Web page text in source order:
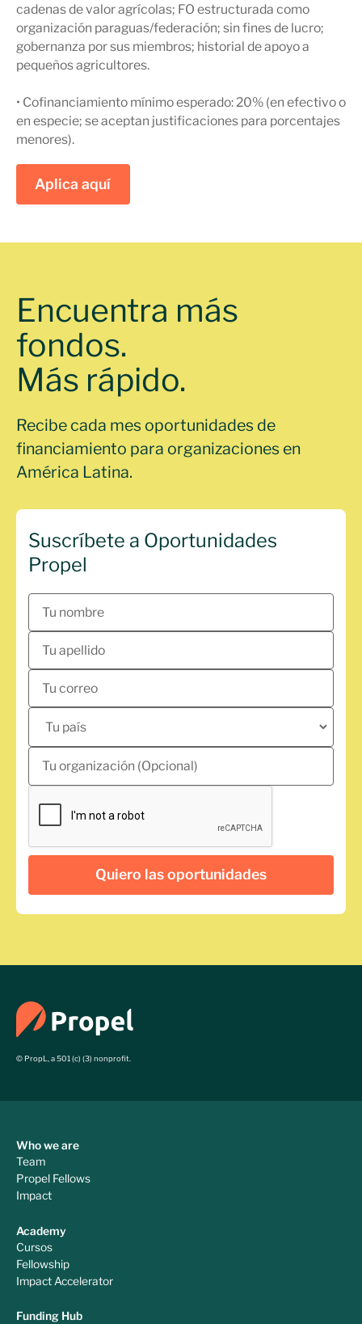
cadenas de valor agrícolas; FO estructurada como
organización paraguas/federación; sin fines de lucro;
gobernanza por sus miembros; historial de apoyo a
pequeños agricultores.
• Cofinanciamiento mínimo esperado: 20% (en efectivo o
en especie; se aceptan justificaciones para porcentajes
menores).
Aplica aquí
Encuentra más
fondos.
Más rápido.
Recibe cada mes oportunidades de
financiamiento para organizaciones en
América Latina.
Suscríbete a Oportunidades
Propel
© PropL, a 501 (c) (3) nonprofit.
Who we are
Team
Propel Fellows
Impact
Academy
Cursos
Fellowship
Impact Accelerator
Funding Hub